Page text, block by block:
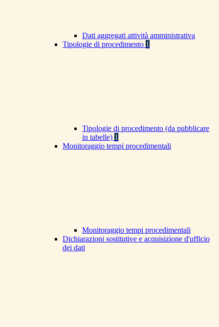
Dati aggregati attività amministrativa
Tipologie di procedimento 1
Tipologie di procedimento (da pubblicare
in tabelle) 1
Monitoraggio tempi procedimentali
Monitoraggio tempi procedimentali
Dichiarazioni sostitutive e acquisizione d'ufficio
dei dati